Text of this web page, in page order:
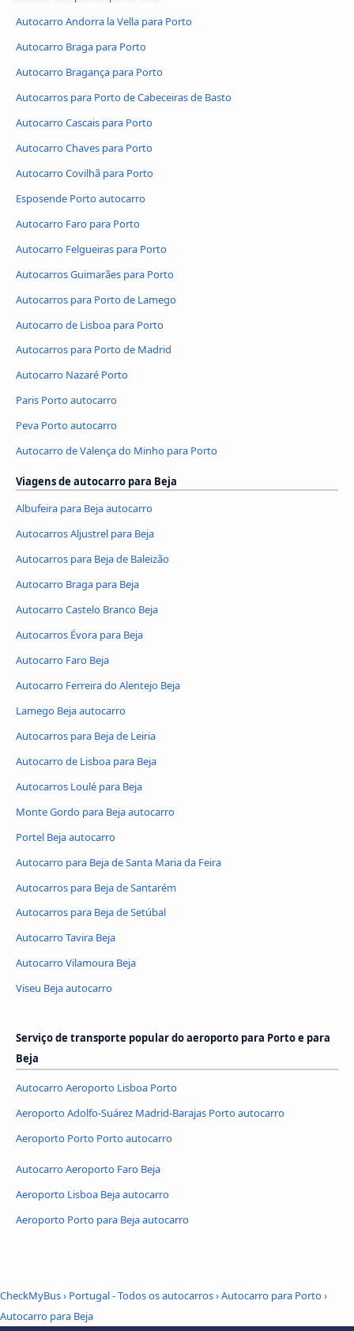
Autocarro Andorra la Vella para Porto
Autocarro Braga para Porto
Autocarro Bragança para Porto
Autocarros para Porto de Cabeceiras de Basto
Autocarro Cascais para Porto
Autocarro Chaves para Porto
Autocarro Covilhã para Porto
Esposende Porto autocarro
Autocarro Faro para Porto
Autocarro Felgueiras para Porto
Autocarros Guimarães para Porto
Autocarros para Porto de Lamego
Autocarro de Lisboa para Porto
Autocarros para Porto de Madrid
Autocarro Nazaré Porto
Paris Porto autocarro
Peva Porto autocarro
Autocarro de Valença do Minho para Porto
Viagens de autocarro para Beja
Albufeira para Beja autocarro
Autocarros Aljustrel para Beja
Autocarros para Beja de Baleizão
Autocarro Braga para Beja
Autocarro Castelo Branco Beja
Autocarros Évora para Beja
Autocarro Faro Beja
Autocarro Ferreira do Alentejo Beja
Lamego Beja autocarro
Autocarros para Beja de Leiria
Autocarro de Lisboa para Beja
Autocarros Loulé para Beja
Monte Gordo para Beja autocarro
Portel Beja autocarro
Autocarro para Beja de Santa Maria da Feira
Autocarros para Beja de Santarém
Autocarros para Beja de Setúbal
Autocarro Tavira Beja
Autocarro Vilamoura Beja
Viseu Beja autocarro
Serviço de transporte popular do aeroporto para Porto e para
Beja
Autocarro Aeroporto Lisboa Porto
Aeroporto Adolfo-Suárez Madrid-Barajas Porto autocarro
Aeroporto Porto Porto autocarro
Autocarro Aeroporto Faro Beja
Aeroporto Lisboa Beja autocarro
Aeroporto Porto para Beja autocarro
CheckMyBus› Portugal - Todos os autocarros›Autocarro para Porto›
Autocarro para Beja